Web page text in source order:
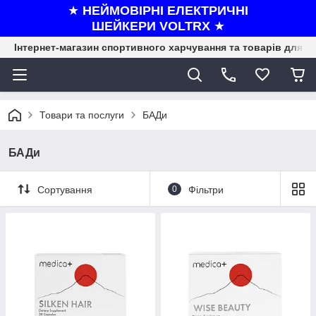
★ НЕЙМОВІРНІ ЕЛЕКТРИЧНІ
ШЕЙКЕРИ VOLTRX ★
Інтернет-магазин спортивного харчування та товарів для
Товари та послуги БАДи
БАДи
Сортування 0 Фільтри